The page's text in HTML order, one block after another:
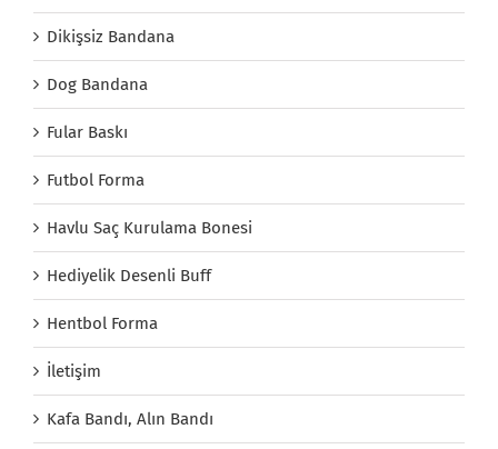
Dikişsiz Bandana
Dog Bandana
Fular Baskı
Futbol Forma
Havlu Saç Kurulama Bonesi
Hediyelik Desenli Buff
Hentbol Forma
İletişim
Kafa Bandı, Alın Bandı